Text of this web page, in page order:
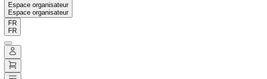
Espace organisateur
Espace organisateur
FR
FR